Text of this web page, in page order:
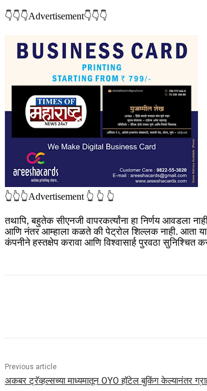
👇👇👇Advertisement👇👇👇
👆👆👆Advertisement 👆 👆 👆
तथापि, बहुतेक सीएनजी वापरकर्त्यांना हा निर्णय आवडला
आणि नंतर आम्हाला कळते की पेट्रोल शिल्लक नाही. आता
कंपनीने हस्तक्षेप करावा आणि विश्वासार्ह पुरवठा सुनिश्चित
Previous article
अकबर ट्रॅव्हल्सच्या माध्यमातून OYO हॉटेल बुकिंग केल्यानंतर